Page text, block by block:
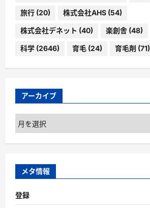
旅行 (20) 株式会社AHS (54)
株式会社デネット (40) 楽創舎 (48)
科学 (2646) 育毛 (24) 育毛剤 (71)
アーカイブ
ア
ー
カ
ブ
メタ情報
登録